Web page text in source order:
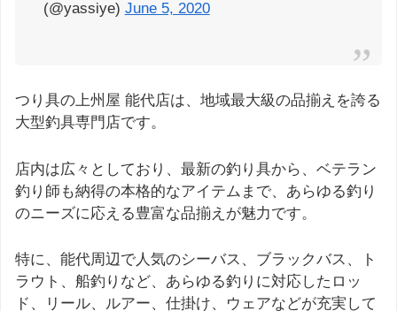
(@yassiye) June 5, 2020
つり具の上州屋 能代店は、地域最大級の品揃えを誇る
大型釣具専門店です。
店内は広々としており、最新の釣り具から、ベテラン
釣り師も納得の本格的なアイテムまで、あらゆる釣り
のニーズに応える豊富な品揃えが魅力です。
特に、能代周辺で人気のシーバス、ブラックバス、ト
ラウト、船釣りなど、あらゆる釣りに対応したロッ
ド、リール、ルアー、仕掛け、ウェアなどが充実して